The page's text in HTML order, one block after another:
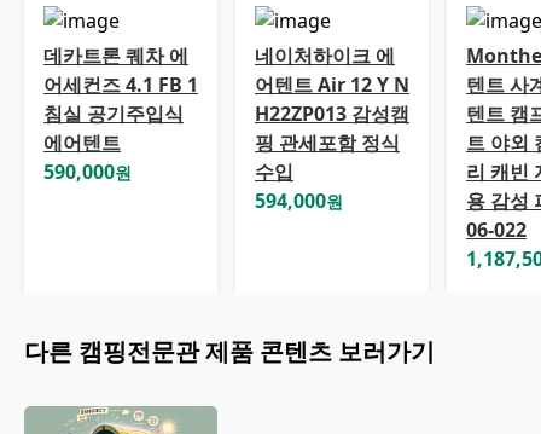
데카트론 퀘차 에
어세컨즈 4.1 FB 1
침실 공기주입식
에어텐트
590,000원
네이처하이크 에
어텐트 Air 12 Y N
H22ZP013 감성캠
핑 관세포함 정식
수입
594,000원
텐트 사
텐트 캠
트 야외
리 캐빈
용 감성
06-022
다른 캠핑전문관제품 콘텐츠 보러가기